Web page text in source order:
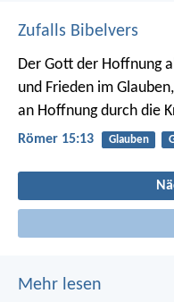
Zufalls Bibelvers
Der Gott der Hoffnung
und Frieden im
an Hoffnung durch die
Römer 15:13 Glauben
Mehr lesen